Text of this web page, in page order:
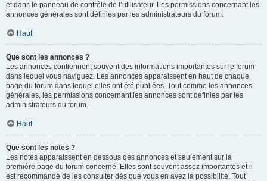
et dans le panneau de contrôle de l’utilisateur. Les permissions concernant les
annonces générales sont définies par les administrateurs du forum.
Haut
Que sont les annonces ?
Les annonces contiennent souvent des informations importantes sur le forum
dans lequel vous naviguez. Les annonces apparaissent en haut de chaque
page du forum dans lequel elles ont été publiées. Tout comme les annonces
générales, les permissions concernant les annonces sont définies par les
administrateurs du forum.
Haut
Que sont les notes ?
Les notes apparaissent en dessous des annonces et seulement sur la
première page du forum concerné. Elles sont souvent assez importantes et il
est recommandé de les consulter dès que vous en avez la possibilité. Tout